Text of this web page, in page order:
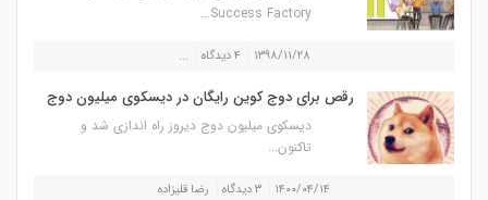
Success Factory...
۱۳۹۸/۱۱/۲۸ ۴ دیدگاه ...
رقص برای دوج کوین رایگان در دیسکوی میلیون دوج
دیسکوی میلیون دوج دیروز راه اندازی شد و
تاکنون...
۱۴۰۰/۰۴/۱۴ ۳ دیدگاه رضا قلیزاده